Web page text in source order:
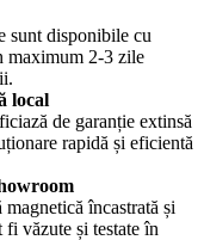
sunt disponibile cu
maximum 2-3 zile
local
de garanție extinsă
rapidă și eficientă
încastrată și
văzute și testate în